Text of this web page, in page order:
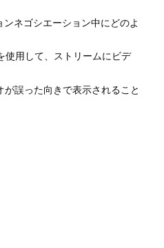
ネゴシエーション中にどのよ
使用して、ストリームにビデ
誤った向きで表示されること